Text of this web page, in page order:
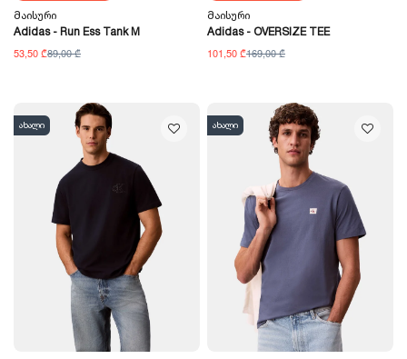
Მაისური
Adidas - Run Ess Tank M
53,50 ₾89,00 ₾
Მაისური
Adidas - OVERSIZE TEE
101,50 ₾169,00 ₾
ახალი ახალი